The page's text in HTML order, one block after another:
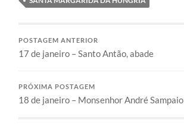
POSTAGEM ANTERIOR
17 de janeiro – Santo Antão, abade
PRÓXIMA POSTAGEM
18 de janeiro – Monsenhor André Sampaio